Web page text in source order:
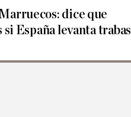
dice que
España levanta trabas